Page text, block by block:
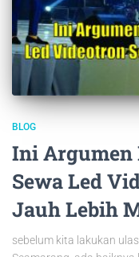
BLOG
Ini Argumen
Sewa Led
Jauh Lebih
sebelum kita lakukan